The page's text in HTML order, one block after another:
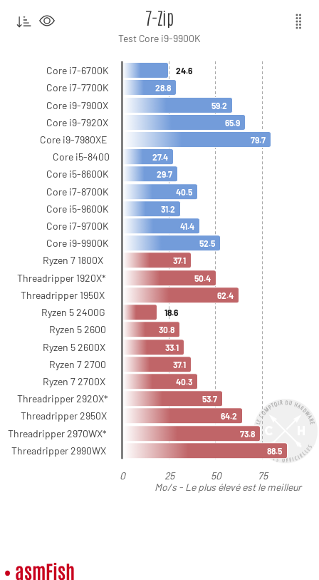
• asmFish